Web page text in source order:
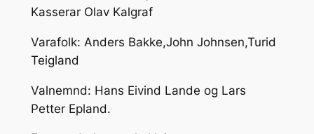
Kasserar Olav Kalgraf
Varafolk: Anders Bakke,John Johnsen,Turid
Teigland
Valnemnd: Hans Eivind Lande og Lars
Petter Epland.